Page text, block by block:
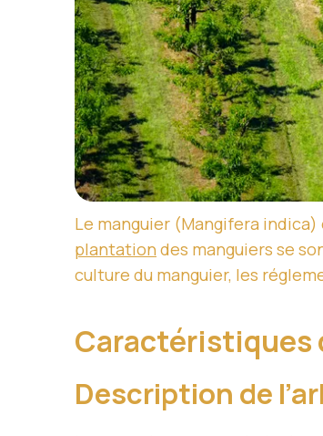
Le manguier (Mangifera
plantation des manguiers se
culture du manguier, les
Caractéristiques
Description de